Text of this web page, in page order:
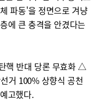
파동'을 정면으로 겨냥
에 큰 충격을 안겼다는
핵 반대 당론 무효화 △
거 100% 상향식 공천
고했다.